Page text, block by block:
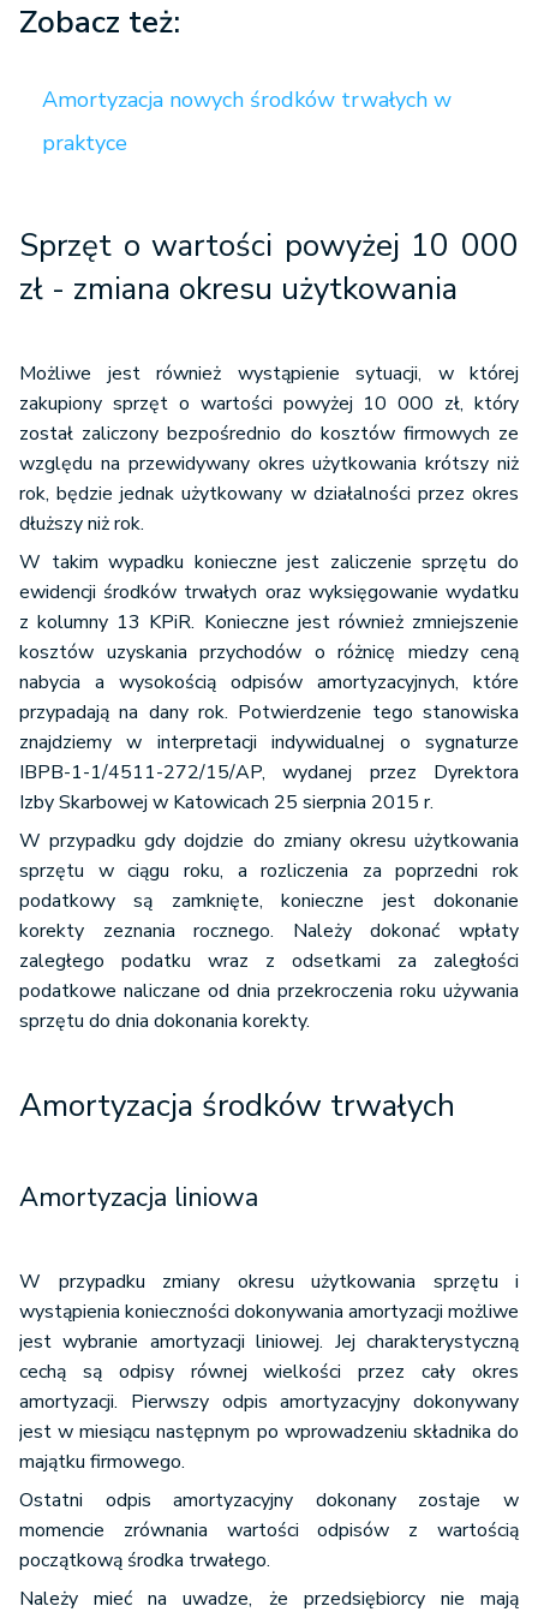
Zobacz też:
Amortyzacja nowych środków trwałych w
praktyce
Sprzęt o wartości powyżej 10 000
zł - zmiana okresu użytkowania
Możliwe jest również wystąpienie sytuacji, w której
zakupiony sprzęt o wartości powyżej 10 000 zł, który
został zaliczony bezpośrednio do kosztów firmowych ze
względu na przewidywany okres użytkowania krótszy niż
rok, będzie jednak użytkowany w działalności przez okres
dłuższy niż rok.
W takim wypadku konieczne jest zaliczenie sprzętu do
ewidencji środków trwałych oraz wyksięgowanie wydatku
z kolumny 13 KPiR. Konieczne jest również zmniejszenie
kosztów uzyskania przychodów o różnicę miedzy ceną
nabycia a wysokością odpisów amortyzacyjnych, które
przypadają na dany rok. Potwierdzenie tego stanowiska
znajdziemy w interpretacji indywidualnej o sygnaturze
IBPB-1-1/4511-272/15/AP, wydanej przez Dyrektora
Izby Skarbowej w Katowicach 25 sierpnia 2015 r.
W przypadku gdy dojdzie do zmiany okresu użytkowania
sprzętu w ciągu roku, a rozliczenia za poprzedni rok
podatkowy są zamknięte, konieczne jest dokonanie
korekty zeznania rocznego. Należy dokonać wpłaty
zaległego podatku wraz z odsetkami za zaległości
podatkowe naliczane od dnia przekroczenia roku używania
sprzętu do dnia dokonania korekty.
Amortyzacja środków trwałych
Amortyzacja liniowa
W przypadku zmiany okresu użytkowania sprzętu i
wystąpienia konieczności dokonywania amortyzacji możliwe
jest wybranie amortyzacji liniowej. Jej charakterystyczną
cechą są odpisy równej wielkości przez cały okres
amortyzacji. Pierwszy odpis amortyzacyjny dokonywany
jest w miesiącu następnym po wprowadzeniu składnika do
majątku firmowego.
Ostatni odpis amortyzacyjny dokonany zostaje w
momencie zrównania wartości odpisów z wartością
początkową środka trwałego.
Należy mieć na uwadze, że przedsiębiorcy nie mają